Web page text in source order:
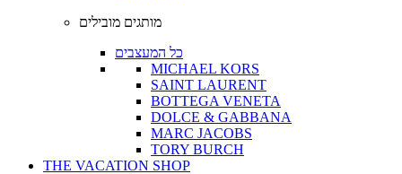
מותגים מובילים
כל המעצבים
MICHAEL KORS
SAINT LAURENT
BOTTEGA VENETA
DOLCE & GABBANA
MARC JACOBS
TORY BURCH
THE VACATION SHOP